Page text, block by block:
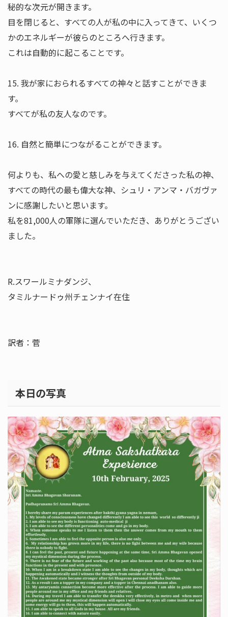
秘的な次元が開きます。
目を閉じると、すべての人が私の中に入ってきて、いくつ
かのエネルギーが彼らのところへ行きます。
これは自動的に起こることです。
15. 我が家におられるすべての神々と話すことができま
す。
すべてが私の友人なのです。
16. 自然と簡単につながることができます。
何よりも、私への愛と慈しみを与えてくださった私の神、
すべての時代の最も偉大な神、シュリ・アンマ・バガヴァ
ンに感謝したいと思います。
私を81,000人の軍隊に選んでいただき、ありがとうござい
ました。
R.スワールミナダンジ、
タミルナードゥ州チェンナイ在住
訳者：菅
本日の写真